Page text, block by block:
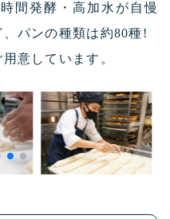
間発酵・高加水が自慢
パンの種類は約80種!
意しています。